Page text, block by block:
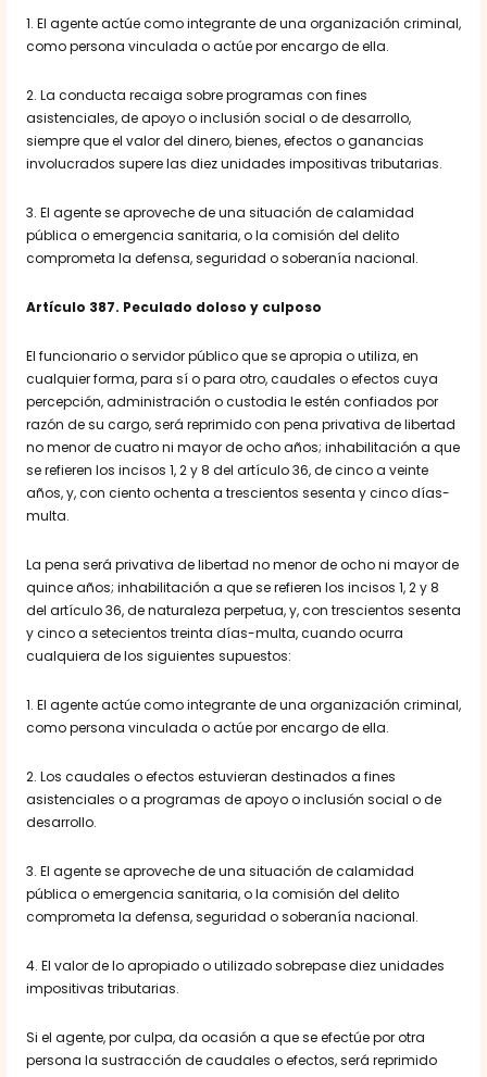
1. El agente actúe como integrante de una organización criminal,
como persona vinculada o actúe por encargo de ella.
2. La conducta recaiga sobre programas con fines
asistenciales, de apoyo o inclusión social o de desarrollo,
siempre que el valor del dinero, bienes, efectos o ganancias
involucrados supere las diez unidades impositivas tributarias.
3. El agente se aproveche de una situación de calamidad
pública o emergencia sanitaria, o la comisión del delito
comprometa la defensa, seguridad o soberanía nacional.
Artículo 387. Peculado doloso y culposo
El funcionario o servidor público que se apropia o utiliza, en
cualquier forma, para sí o para otro, caudales o efectos cuya
percepción, administración o custodia le estén confiados por
razón de su cargo, será reprimido con pena privativa de libertad
no menor de cuatro ni mayor de ocho años; inhabilitación a que
se refieren los incisos 1, 2 y 8 del artículo 36, de cinco a veinte
años, y, con ciento ochenta a trescientos sesenta y cinco días-
multa.
La pena será privativa de libertad no menor de ocho ni mayor de
quince años; inhabilitación a que se refieren los incisos 1, 2 y 8
del artículo 36, de naturaleza perpetua, y, con trescientos sesenta
y cinco a setecientos treinta días-multa, cuando ocurra
cualquiera de los siguientes supuestos:
1. El agente actúe como integrante de una organización criminal,
como persona vinculada o actúe por encargo de ella.
2. Los caudales o efectos estuvieran destinados a fines
asistenciales o a programas de apoyo o inclusión social o de
desarrollo.
3. El agente se aproveche de una situación de calamidad
pública o emergencia sanitaria, o la comisión del delito
comprometa la defensa, seguridad o soberanía nacional.
4. El valor de lo apropiado o utilizado sobrepase diez unidades
impositivas tributarias.
Si el agente, por culpa, da ocasión a que se efectúe por otra
persona la sustracción de caudales o efectos, será reprimido